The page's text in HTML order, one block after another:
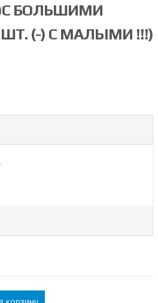
БОЛЬШИМИ
(-) С МАЛЫМИ !!!)